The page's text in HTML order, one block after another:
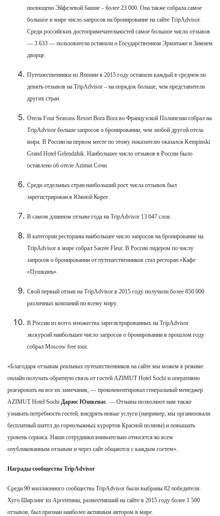
посвящено Эйфелевой башне – более 23 000. Она также собрала самое
большое в мире число запросов на бронирование на сайте TripAdvisor.
Среди российских достопримечательностей самое большое число отзывов
— 3 633 — пользователи оставили о Государственном Эрмитаже и Зимнем
дворце.
Путешественники из Японии в 2015 году оставили каждый в среднем по
девять отзывов на TripAdvisor – на порядок больше, чем представители
других стран.
Отель Four Seasons Resort Bora Bora во Французской Полинезии собрал на
TripAdvisor больше запросов о бронировании, чем любой другой отель
мира. В России на первом месте по этому показателю оказался Kempinski
Grand Hotel Gelendzhik. Наибольшее число отзывов в России было
оставлено об отеле Azimut Сочи.
Среди отдельных стран наибольший рост числа отзывов был
зарегистрирован в Южной Корее.
В самом длинном отзыве года на TripAdvisor 13 047 слов.
В категории рестораны наибольшее число запросов на бронирование на
TripAdvisor в мире собрал Sacrée Fleur. В России лидером по числу
запросов о бронировании от путешественников стал ресторан «Кафе
«Пушкинъ».
Свой первый отзыв на TripAdvisor в 2015 году получили более 850 000
различных компаний по всему миру.
В России из всего множества зарегистрированных на TripAdvisor
экскурсий наибольшее число запросов о бронировании в прошлом году
собрал Moscow free tour.
«Благодаря отзывам реальных путешественников на сайте мы можем в режиме
онлайн получать обратную связь от гостей AZIMUT Hotel Sochi и оперативно
реагировать на все их замечания, — прокомментировал генеральный менеджер
AZIMUT Hotel Sochi Дарюс Юшкенас . — Отзывы позволяют нам также
узнавать потребности гостей, внедрять новые услуги (например, мы организовали
бесплатный шаттл до горнолыжных курортов Красной поляны) и повышать
уровень сервиса. Наши сотрудники внимательно относятся ко всем
опубликованным отзывам и через сайт общаются с каждым гостем».
Награды сообщества TripAdvisor
Среди 90 миллионного сообщества TripAdvisor были выбраны 82 победителя.
Хуго Ширлинг из Аргентины, разместивший на сайте в 2015 году более 1 500
отзывов, был признан наиболее активным автором в мире.